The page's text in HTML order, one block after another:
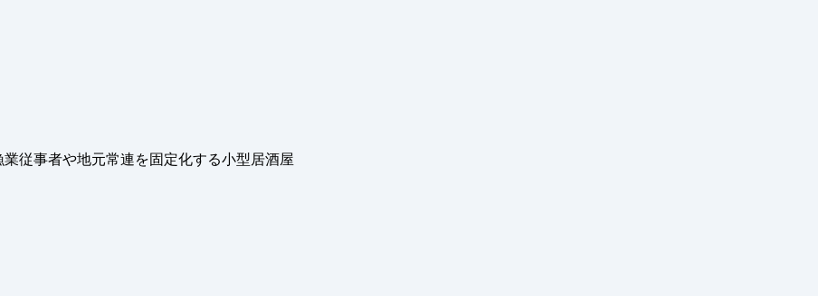
従事者や地元常連を固定化する小型居酒屋